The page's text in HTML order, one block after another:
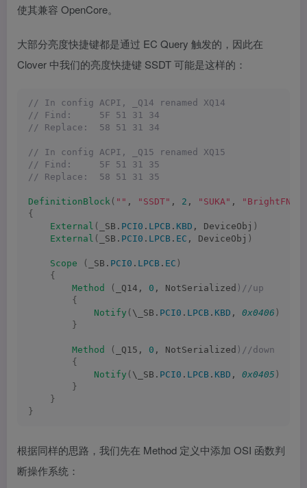
使其兼容 OpenCore。
大部分亮度快捷键都是通过 EC Query 触发的，因此在
Clover 中我们的亮度快捷键 SSDT 可能是这样的：
// In config ACPI, _Q14 renamed XQ14
// Find:     5F 51 31 34
// Replace:  58 51 31 34
// In config ACPI, _Q15 renamed XQ15
// Find:     5F 51 31 35
// Replace:  58 51 31 35
DefinitionBlock ( "" , "SSDT" , 2 , "SUKA" , "BrightFN"
{
External ( _SB. PCI0 . LPCB . KBD , DeviceObj )
External ( _SB. PCI0 . LPCB . EC , DeviceObj )
Scope ( _SB. PCI0 . LPCB . EC )
{
Method
( _Q14, 0 , NotSerialized )//up
{
Notify ( \_SB. PCI0 . LPCB . KBD , 0x0406 )
}
Method ( _Q15, 0 , NotSerialized )//down
{
Notify ( \_SB. PCI0 . LPCB . KBD , 0x0405 )
}
}
}
根据同样的思路，我们先在 Method 定义中添加 OSI 函数判
断操作系统：